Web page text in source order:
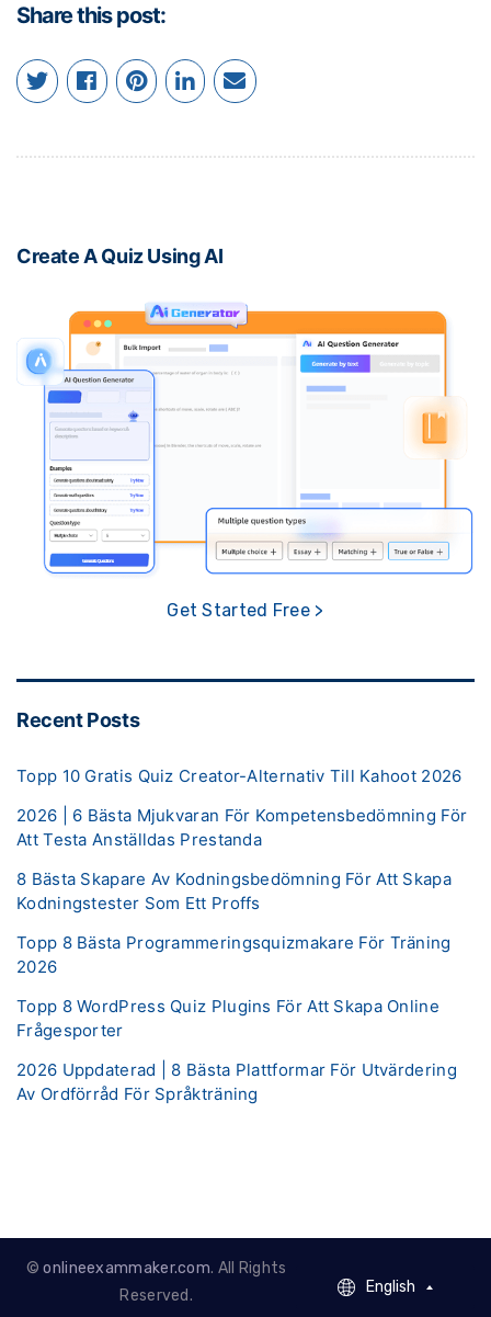
Share this post:
Create A Quiz Using AI
Get Started Free >
Recent Posts
Topp 10 Gratis Quiz Creator-Alternativ Till Kahoot 2026
2026 | 6 Bästa Mjukvaran För Kompetensbedömning För
Att Testa Anställdas Prestanda
8 Bästa Skapare Av Kodningsbedömning För Att Skapa
Kodningstester Som Ett Proffs
Topp 8 Bästa Programmeringsquizmakare För Träning
2026
Topp 8 WordPress Quiz Plugins För Att Skapa Online
Frågesporter
2026 Uppdaterad | 8 Bästa Plattformar För Utvärdering
Av Ordförråd För Språkträning
©onlineexammaker.com. All Rights
Reserved.
English
English